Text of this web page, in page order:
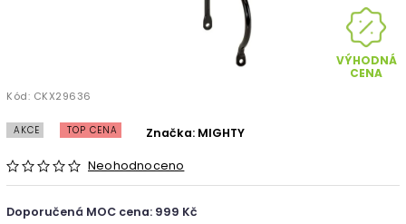
VÝHODNÁ
CENA
Kód: CKX29636
AKCE TOP CENA
Neohodnoceno
Značka: MIGHTY
Doporučená MOC cena: 999 Kč